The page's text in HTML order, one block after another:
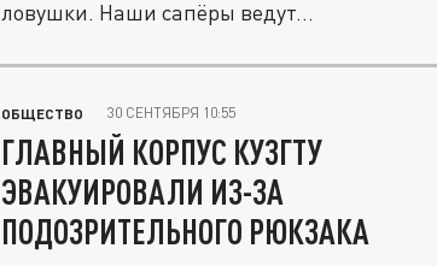
ловушки. Наши сапёры ведут...
ОБЩЕСТВО 30 СЕНТЯБРЯ 10:55
ГЛАВНЫЙ КОРПУС КУЗГТУ
ЭВАКУИРОВАЛИ ИЗ-ЗА
ПОДОЗРИТЕЛЬНОГО РЮКЗАКА